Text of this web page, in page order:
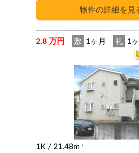
2.8 万円 敷 1ヶ月 礼 1
1K / 21.48m 2